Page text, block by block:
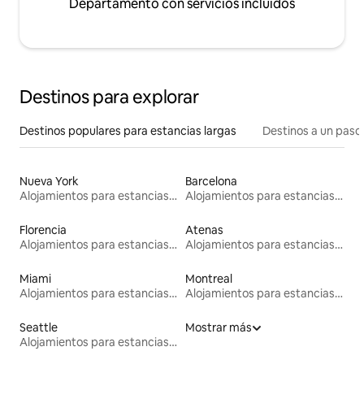
Destinos para explorar
Destinos populares para estancias largas Destinos a un
Nueva York
Alojamientos para estancias largas
Barcelona
Alojamientos para estancias largas
Florencia
Alojamientos para estancias largas
Atenas
Alojamientos para estancias largas
Miami
Alojamientos para estancias largas
Montreal
Alojamientos para estancias largas
Seattle
Alojamientos para estancias largas
Mostrar más